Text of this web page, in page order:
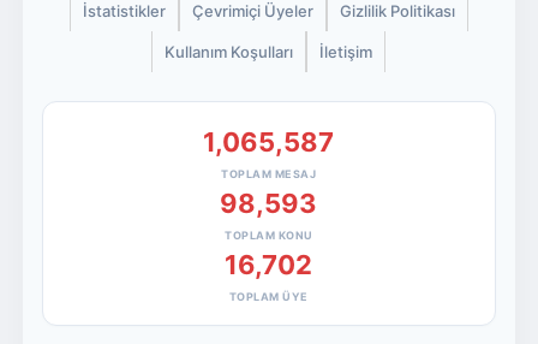
İstatistikler Çevrimiçi Üyeler Gizlilik Politikası
Kullanım Koşulları İletişim
1,065,587
TOPLAM MESAJ
98,593
TOPLAM KONU
16,702
TOPLAM ÜYE